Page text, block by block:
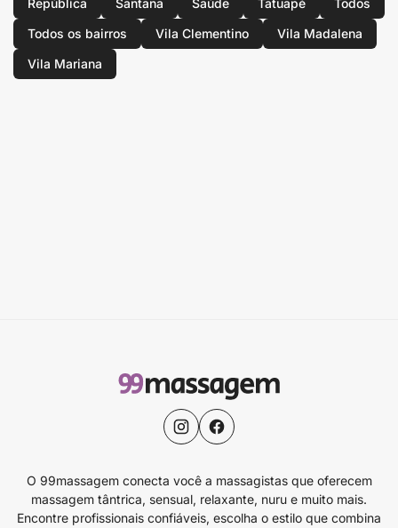
República
Santana Saúde Tatuapé
Todos
Todos os bairros
Vila Clementino
Vila Madalena
Vila Mariana
O 99massagem conecta você a massagistas que oferecem
massagem tântrica, sensual, relaxante, nuru e muito mais.
Encontre profissionais confiáveis, escolha o estilo que combina